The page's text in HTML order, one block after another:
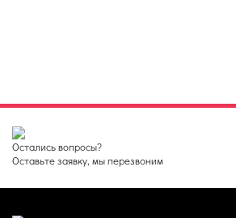
Остались вопросы?
Оставьте заявку, мы перезвоним